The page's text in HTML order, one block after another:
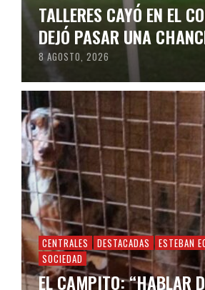
TALLERES CAYÓ EN EL
DEJÓ PASAR UNA
8 AGOSTO, 2026
CENTRALES DESTACADAS
ESTEBAN
SOCIEDAD
EL CAMPITO: “HABLAR